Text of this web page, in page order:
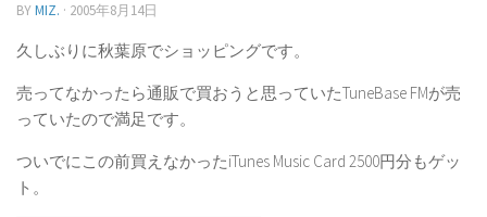
BYMIZ. · 2005年8月14日
久しぶりに秋葉原でショッピングです。
売ってなかったら通販で買おうと思っていたTuneBase FMが売
っていたので満足です。
ついでにこの前買えなかったiTunes Music Card 2500円分もゲッ
ト。